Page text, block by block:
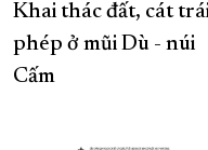
Khai thác đất, cát
phép ở mũi Dù - núi
Cấm